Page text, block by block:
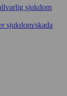
sjukdom
sjukdom/skada